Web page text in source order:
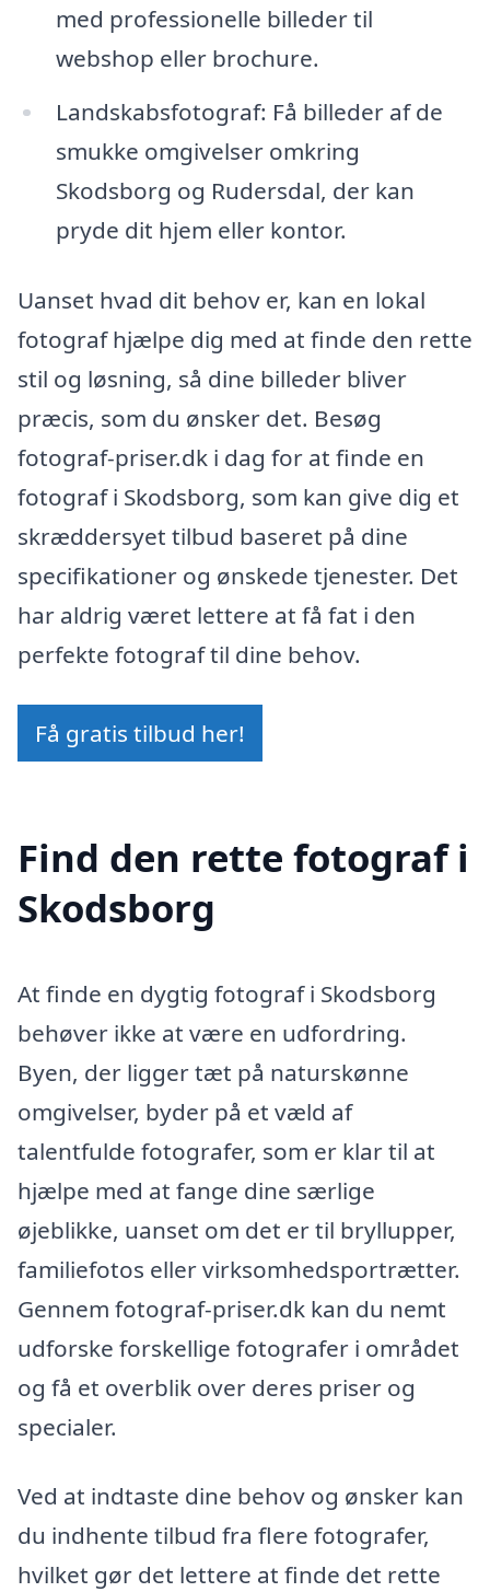
med professionelle billeder til
webshop eller brochure.
Landskabsfotograf: Få billeder af de
smukke omgivelser omkring
Skodsborg og Rudersdal, der kan
pryde dit hjem eller kontor.
Uanset hvad dit behov er, kan en lokal
fotograf hjælpe dig med at finde den rette
stil og løsning, så dine billeder bliver
præcis, som du ønsker det. Besøg
fotograf-priser.dk i dag for at finde en
fotograf i Skodsborg, som kan give dig et
skræddersyet tilbud baseret på dine
specifikationer og ønskede tjenester. Det
har aldrig været lettere at få fat i den
perfekte fotograf til dine behov.
Få gratis tilbud her!
Find den rette fotograf i
Skodsborg
At finde en dygtig fotograf i Skodsborg
behøver ikke at være en udfordring.
Byen, der ligger tæt på naturskønne
omgivelser, byder på et væld af
talentfulde fotografer, som er klar til at
hjælpe med at fange dine særlige
øjeblikke, uanset om det er til bryllupper,
familiefotos eller virksomhedsportrætter.
Gennem fotograf-priser.dk kan du nemt
udforske forskellige fotografer i området
og få et overblik over deres priser og
specialer.
Ved at indtaste dine behov og ønsker kan
du indhente tilbud fra flere fotografer,
hvilket gør det lettere at finde det rette